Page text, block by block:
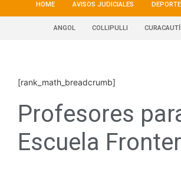
HOME AVISOS JUDICIALES
ANGOL COLLIPULLI
[rank_math_breadcrumb]
Profesores
Escuela